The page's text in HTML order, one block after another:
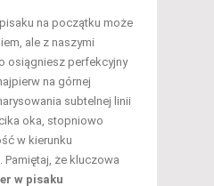
na początku może
ale z naszymi
osiągniesz perfekcyjny
na górnej
subtelnej linii
oka, stopniowo
w kierunku
że kluczowa
w pisaku